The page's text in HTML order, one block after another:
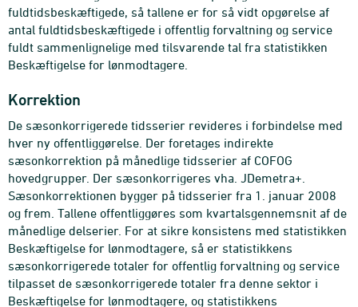
fuldtidsbeskæftigede, så tallene er for så vidt opgørelse af
antal fuldtidsbeskæftigede i offentlig forvaltning og service
fuldt sammenlignelige med tilsvarende tal fra statistikken
Beskæftigelse for lønmodtagere.
Korrektion
De sæsonkorrigerede tidsserier revideres i forbindelse med
hver ny offentliggørelse. Der foretages indirekte
sæsonkorrektion på månedlige tidsserier af COFOG
hovedgrupper. Der sæsonkorrigeres vha. JDemetra+.
Sæsonkorrektionen bygger på tidsserier fra 1. januar 2008
og frem. Tallene offentliggøres som kvartalsgennemsnit af de
månedlige delserier. For at sikre konsistens med statistikken
Beskæftigelse for lønmodtagere, så er statistikkens
sæsonkorrigerede totaler for offentlig forvaltning og service
tilpasset de sæsonkorrigerede totaler fra denne sektor i
Beskæftigelse for lønmodtagere, og statistikkens